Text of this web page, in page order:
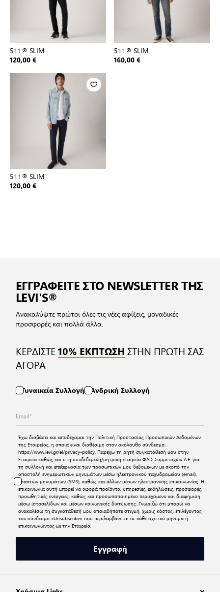
511® SLIM
120,00 €
511® SLIM
160,00 €
511® SLIM
120,00 €
ΕΓΓΡΑΦΕΙΤΕ ΣΤΟ NEWSLETTER ΤΗΣ
LEVI'S®
Ανακαλύψτε πρώτοι όλες τις νέες αφίξεις, μοναδικές
προσφορές και πολλά άλλα.
ΚΕΡΔΙΣΤΕ10% ΕΚΠΤΩΣΗ ΣΤΗΝ ΠΡΩΤΗ ΣΑΣ
ΑΓΟΡΑ
Γυναικεία Συλλογή Ανδρική Συλλογή
Έχω διαβάσει και αποδέχομαι την Πολιτική Προστασίας Προσωπικών Δεδομένων
της Εταιρείας, η οποία είναι διαθέσιμη στον ακόλουθο σύνδεσμο:
https://www.levi.gr/el/privacy-policy. Παρέχω τη ρητή συγκατάθεσή μου στην
Εταιρεία καθώς και στη συνδεδεμένη/μητρική εταιρεία ΦΑΙΣ Συμμετοχών Α.Ε. για
τη συλλογή και επεξεργασία των προσωπικών μου δεδομένων με σκοπό την
αποστολή ενημερωτικών μηνυμάτων μέσω ηλεκτρονικού ταχυδρομείου (email),
γραπτών μηνυμάτων (SMS), καθώς και άλλων μέσων ηλεκτρονικής επικοινωνίας. Η
επικοινωνία αυτή μπορεί να αφορά προϊόντα, υπηρεσίες, εκδηλώσεις, προσφορές,
προωθητικές ενέργειες, καθώς και προσωποποιημένο περιεχόμενο και διαφήμιση
μέσω ιστοσελίδων και μέσων κοινωνικής δικτύωσης. Γνωρίζω ότι μπορώ να
ανακαλέσω τη συγκατάθεσή μου οποιαδήποτε στιγμή, χωρίς κόστος, επιλέγοντας
τον σύνδεσμο «Unsubscribe» που περιλαμβάνεται σε κάθε σχετικό μήνυμα ή
επικοινωνώντας με την Εταιρεία.
Εγγραφή